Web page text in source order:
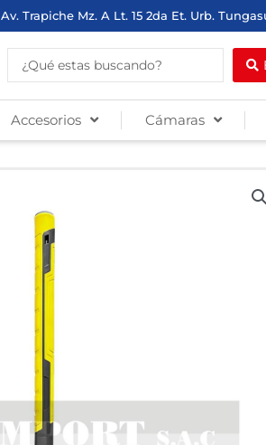
Av. Trapiche Mz. A Lt. 15 2da Et. Urb.
Search
...
Accesorios Cámaras